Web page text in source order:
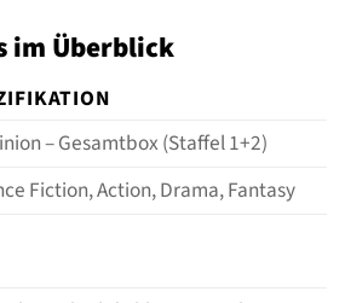
im Überblick
– Gesamtbox (Staffel 1+2)
Fiction, Action, Drama, Fantasy